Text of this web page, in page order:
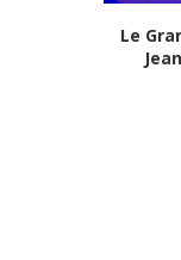
Le